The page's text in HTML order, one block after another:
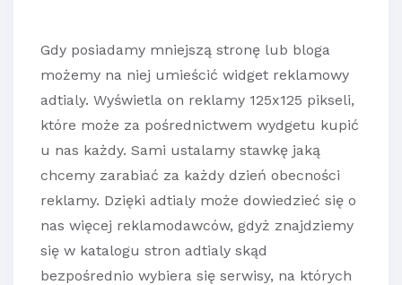
Gdy posiadamy mniejszą stronę lub bloga
możemy na niej umieścić widget reklamowy
adtialy. Wyświetla on reklamy 125x125 pikseli,
które może za pośrednictwem wydgetu kupić
u nas każdy. Sami ustalamy stawkę jaką
chcemy zarabiać za każdy dzień obecności
reklamy. Dzięki adtialy może dowiedzieć się o
nas więcej reklamodawców, gdyż znajdziemy
się w katalogu stron adtialy skąd
bezpośrednio wybiera się serwisy, na których